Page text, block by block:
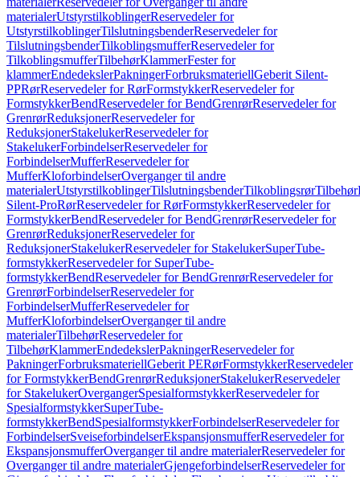
materialerUtstyrstilkoblingerReservedeler for
UtstyrstilkoblingerTilslutningsbenderReservedeler for
TilslutningsbenderTilkoblingsmufferReservedeler for
TilkoblingsmufferTilbehørKlammerFester for
klammerEndedekslerPakningerForbruksmateriellGeberit Silent-
PPRørReservedeler for RørFormstykkerReservedeler for
FormstykkerBendReservedeler for BendGrenrørReservedeler for
GrenrørReduksjonerReservedeler for
ReduksjonerStakelukerReservedeler for
StakelukerForbindelserReservedeler for
ForbindelserMufferReservedeler for
MufferKloforbindelserOverganger til andre
materialerUtstyrstilkoblingerTilslutningsbenderTilkoblingsrørTilbehør
Silent-ProRørReservedeler for RørFormstykkerReservedeler for
FormstykkerBendReservedeler for BendGrenrørReservedeler for
GrenrørReduksjonerReservedeler for
ReduksjonerStakelukerReservedeler for StakelukerSuperTube-
formstykkerReservedeler for SuperTube-
formstykkerBendReservedeler for BendGrenrørReservedeler for
GrenrørForbindelserReservedeler for
ForbindelserMufferReservedeler for
MufferKloforbindelserOverganger til andre
materialerTilbehørReservedeler for
TilbehørKlammerEndedekslerPakningerReservedeler for
PakningerForbruksmateriellGeberit PERørFormstykkerReservedeler
for FormstykkerBendGrenrørReduksjonerStakelukerReservedeler
for StakelukerOvergangerSpesialformstykkerReservedeler for
SpesialformstykkerSuperTube-
formstykkerBendSpesialformstykkerForbindelserReservedeler for
ForbindelserSveiseforbindelserEkspansjonsmufferReservedeler for
EkspansjonsmufferOverganger til andre materialerReservedeler for
Overganger til andre materialerGjengeforbindelserReservedeler for